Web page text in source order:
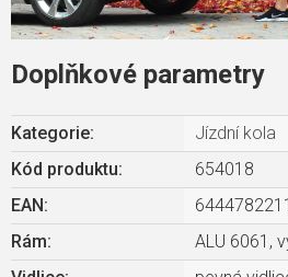
Doplňkové parametry
Kategorie:
Jízdní kola
Kód produktu:
654018
EAN :
Rám:
ALU 6061,